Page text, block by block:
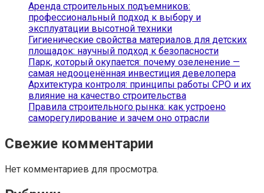
Аренда строительных подъемников:
профессиональный подход к выбору и
эксплуатации высотной техники
Гигиенические свойства материалов для детских
площадок: научный подход к безопасности
Парк, который окупается: почему озеленение —
самая недооценённая инвестиция девелопера
Архитектура контроля: принципы работы СРО и их
влияние на качество строительства
Правила строительного рынка: как устроено
саморегулирование и зачем оно отрасли
Свежие комментарии
Нет комментариев для просмотра.